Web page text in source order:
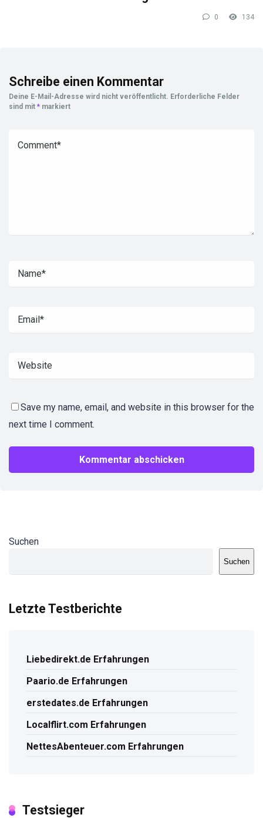
0 134
Schreibe einen Kommentar
Deine E-Mail-Adresse wird nicht veröffentlicht. Erforderliche Felder
sind mit * markiert
Save my name, email, and website in this browser for the
next time I comment.
Suchen
Suchen
Letzte Testberichte
Liebedirekt.de Erfahrungen
Paario.de Erfahrungen
erstedates.de Erfahrungen
Localflirt.com Erfahrungen
NettesAbenteuer.com Erfahrungen
Testsieger